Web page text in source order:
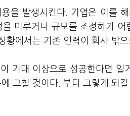
을 발생시킨다. 기업은 이를
미루거나 규모를 조정하기 어
황에서는 기존 인력이 회사 밖
기대 이상으로 성공한다면
그칠 것이다. 부디 그렇게 되길